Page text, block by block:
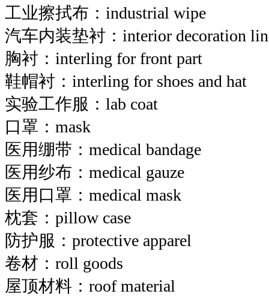
工业擦拭布：industrial wipe
汽车内装垫衬：interior decoration
胸衬：interling for front part
鞋帽衬：interling for shoes and hat
实验工作服：lab coat
口罩：mask
医用绷带：medical bandage
医用纱布：medical gauze
医用口罩：medical mask
枕套：pillow case
防护服：protective apparel
卷材：roll goods
屋顶材料：roof material